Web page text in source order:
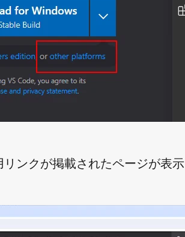
ンクが掲載されたページが表示